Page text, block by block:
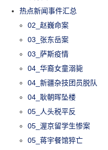
热点新闻事件汇总
02_赵巍命案
03_张东岳案
03_萨斯疫情
04_华裔女童溺毙
04_新疆杂技团员脱队
04_耿朝晖坠楼
05_人头税平反
05_渥京留学生惨案
05_蒋宇餐馆猝亡